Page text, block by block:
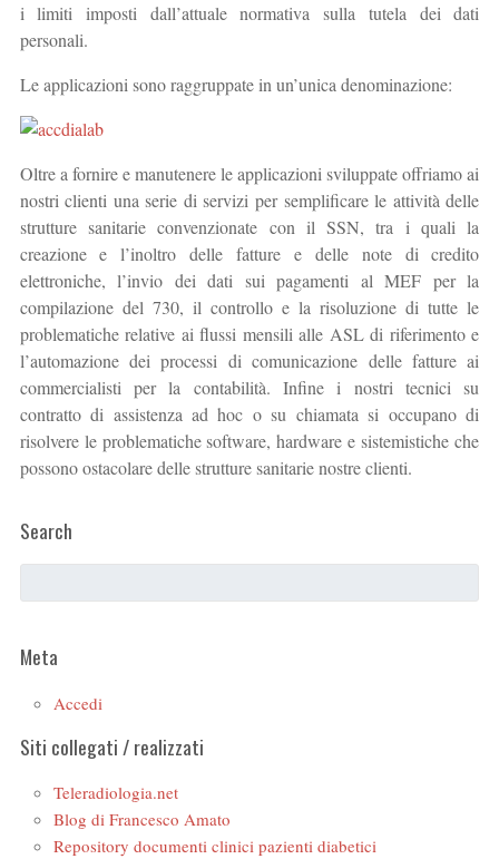
i limiti imposti dall’attuale normativa sulla tutela dei dati
personali.
Le applicazioni sono raggruppate in un’unica denominazione:
Oltre a fornire e manutenere le applicazioni sviluppate offriamo ai
nostri clienti una serie di servizi per semplificare le attività delle
strutture sanitarie convenzionate con il SSN, tra i quali la
creazione e l’inoltro delle fatture e delle note di credito
elettroniche, l’invio dei dati sui pagamenti al MEF per la
compilazione del 730, il controllo e la risoluzione di tutte le
problematiche relative ai flussi mensili alle ASL di riferimento e
l’automazione dei processi di comunicazione delle fatture ai
commercialisti per la contabilità. Infine i nostri tecnici su
contratto di assistenza ad hoc o su chiamata si occupano di
risolvere le problematiche software, hardware e sistemistiche che
possono ostacolare delle strutture sanitarie nostre clienti.
Search
Meta
Accedi
Siti collegati / realizzati
Teleradiologia.net
Blog di Francesco Amato
Repository documenti clinici pazienti diabetici